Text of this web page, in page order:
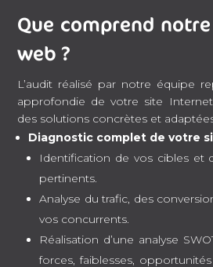
Que comprend
web ?
L’audit réalisé par notre équipe
approfondie de votre site
des solutions concrètes et
Diagnostic complet de votre
Identification de vos cibles et
pertinents.
Analyse du trafic, des
vos concurrents.
Réalisation d’une analyse
forces, faiblesses,